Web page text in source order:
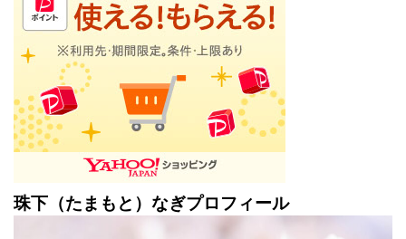
珠下（たまもと）なぎプロフィール